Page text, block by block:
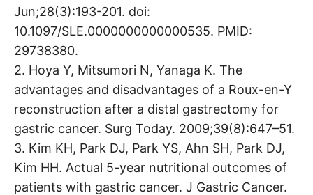
Jun;28(3):193-201. doi:
10.1097/SLE.0000000000000535. PMID:
29738380.
2. Hoya Y, Mitsumori N, Yanaga K. The
advantages and disadvantages of a Roux-en-Y
reconstruction after a distal gastrectomy for
gastric cancer. Surg Today. 2009;39(8):647–51.
3. Kim KH, Park DJ, Park YS, Ahn SH, Park DJ,
Kim HH. Actual 5-year nutritional outcomes of
patients with gastric cancer. J Gastric Cancer.